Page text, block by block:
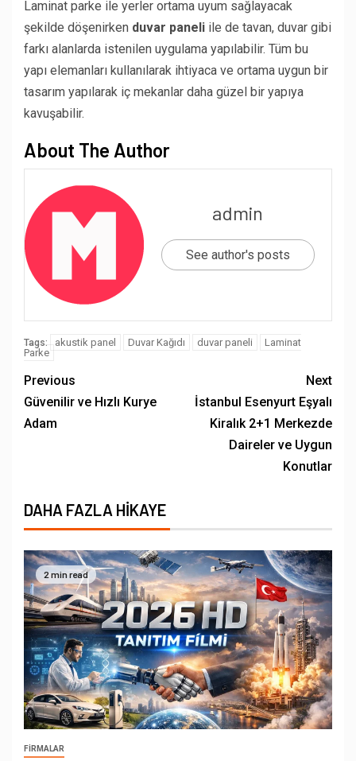
Laminat parke ile yerler ortama uyum sağlayacak
şekilde döşenirken duvar paneli ile de tavan, duvar gibi
farkı alanlarda istenilen uygulama yapılabilir. Tüm bu
yapı elemanları kullanılarak ihtiyaca ve ortama uygun bir
tasarım yapılarak iç mekanlar daha güzel bir yapıya
kavuşabilir.
About The Author
admin
See author's posts
Tags: akustik panel Duvar Kağıdı duvar paneli
Laminat
Parke
Previous
Güvenilir ve Hızlı Kurye
Adam
Next
İstanbul Esenyurt Eşyalı
Kiralık 2+1 Merkezde
Daireler ve Uygun
Konutlar
DAHA FAZLA HIKAYE
2 min read
FIRMALAR